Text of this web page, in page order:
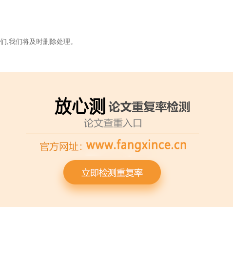
,我们将及时删除处理。